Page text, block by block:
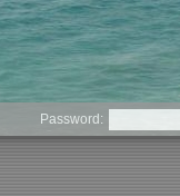
Password: